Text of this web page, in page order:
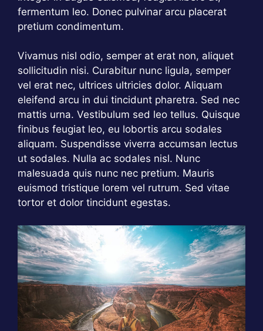
fermentum leo. Donec pulvinar arcu placerat
pretium condimentum.
Vivamus nisl odio, semper at erat non, aliquet
sollicitudin nisi. Curabitur nunc ligula, semper
vel erat nec, ultrices ultricies dolor. Aliquam
eleifend arcu in dui tincidunt pharetra. Sed nec
mattis urna. Vestibulum sed leo tellus. Quisque
finibus feugiat leo, eu lobortis arcu sodales
aliquam. Suspendisse viverra accumsan lectus
ut sodales. Nulla ac sodales nisl. Nunc
malesuada quis nunc nec pretium. Mauris
euismod tristique lorem vel rutrum. Sed vitae
tortor et dolor tincidunt egestas.